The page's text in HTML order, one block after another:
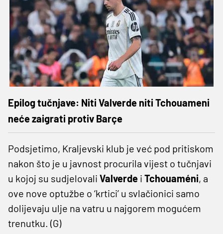
Epilog tučnjave: Niti Valverde niti Tchouameni
neće zaigrati protiv Barçe
Podsjetimo, Kraljevski klub je već pod pritiskom
nakon što je u javnost procurila vijest o tučnjavi
u kojoj su sudjelovali Valverde i Tchouaméni, a
ove nove optužbe o ‘krtici’ u svlačionici samo
dolijevaju ulje na vatru u najgorem mogućem
trenutku. (G)